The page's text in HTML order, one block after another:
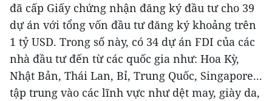
đã cấp Giấy chứng nhận đăng ký đầu tư cho 39
dự án với tổng vốn đầu tư đăng ký khoảng trên
1 tỷ USD. Trong số này, có 34 dự án FDI của các
nhà đầu tư đến từ các quốc gia như: Hoa Kỳ,
Nhật Bản, Thái Lan, Bỉ, Trung Quốc, Singapore...
tập trung vào các lĩnh vực như dệt may, giày da,